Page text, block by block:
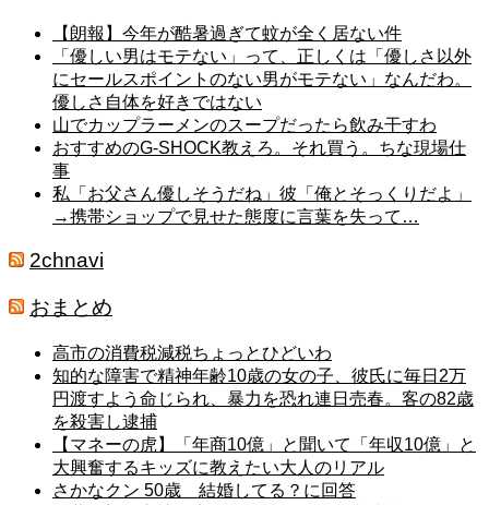
【朗報】今年が酷暑過ぎて蚊が全く居ない件
「優しい男はモテない」って、正しくは「優しさ以外
にセールスポイントのない男がモテない」なんだわ。
優しさ自体を好きではない
山でカップラーメンのスープだったら飲み干すわ
おすすめのG-SHOCK教えろ。それ買う。ちな現場仕
事
私「お父さん優しそうだね」彼「俺とそっくりだよ」
→携帯ショップで見せた態度に言葉を失って…
2chnavi
おまとめ
高市の消費税減税ちょっとひどいわ
知的な障害で精神年齢10歳の女の子、彼氏に毎日2万
円渡すよう命じられ、暴力を恐れ連日売春。客の82歳
を殺害し逮捕
【マネーの虎】「年商10億」と聞いて「年収10億」と
大興奮するキッズに教えたい大人のリアル
さかなクン 50歳 結婚してる？に回答